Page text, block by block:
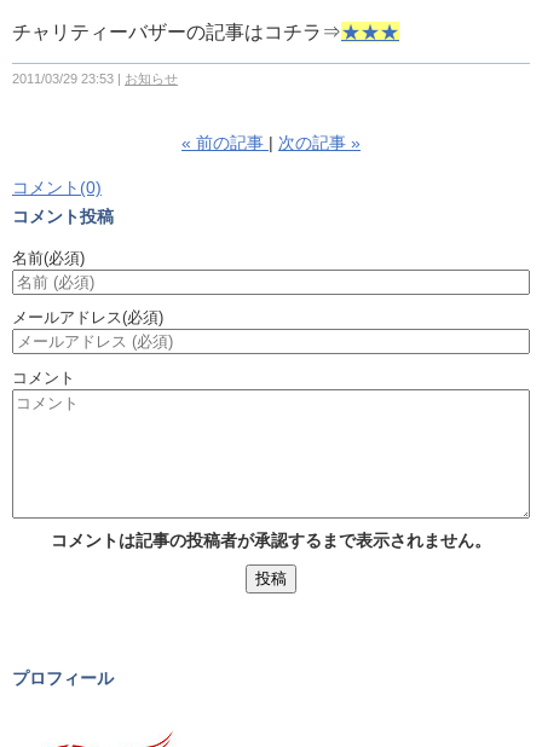
チャリティーバザーの記事はコチラ⇒★★★
2011/03/29 23:53 お知らせ
« 前の記事 次の記事 »
コメント(0)
コメント投稿
名前(必須)
メールアドレス(必須)
コメント
コメントは記事の投稿者が承認するまで表示されません。
プロフィール